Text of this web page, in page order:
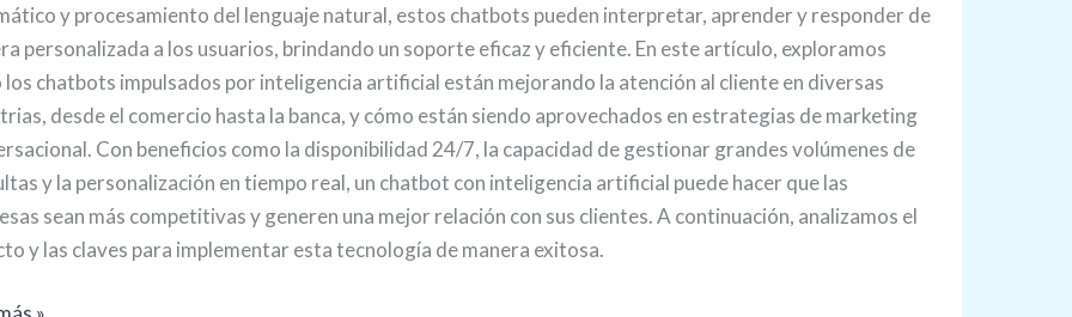
y procesamiento del lenguaje natural, estos chatbots pueden interpretar, aprender y responder de
personalizada a los usuarios, brindando un soporte eficaz y eficiente. En este artículo, exploramos
los chatbots impulsados por inteligencia artificial están mejorando la atención al cliente en diversas
desde el comercio hasta la banca, y cómo están siendo aprovechados en estrategias de marketing
Con beneficios como la disponibilidad 24/7, la capacidad de gestionar grandes volúmenes de
y la personalización en tiempo real, un chatbot con inteligencia artificial puede hacer que las
sean más competitivas y generen una mejor relación con sus clientes. A continuación, analizamos el
y las claves para implementar esta tecnología de manera exitosa.